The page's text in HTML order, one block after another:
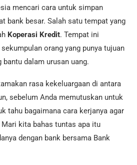
mencari cara untuk simpan
bank besar. Salah satu tempat yang
Koperasi Kredit. Tempat ini
orang yang punya tujuan
dalam urusan uang.
rasa kekeluargaan di antara
sebelum Anda memutuskan untuk
tahu bagaimana cara kerjanya agar
kita bahas tuntas apa itu
dengan bank bersama Bank